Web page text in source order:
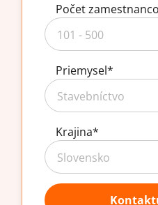
Počet
Priemysel*
Krajina*